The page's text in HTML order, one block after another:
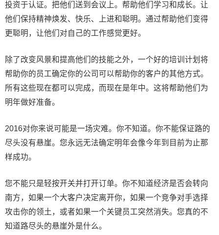
投资于认证。把他们送到会议上。帮助他们学习和成长。让
他们保持精神焕发、快乐、上进和聪明。通过帮助他们变得
更聪明，让他们对自己的工作感觉更好。
除了改变风景和提高他们的技能之外，一个好的培训计划将
帮助你的员工确定你的公司可以帮助你的客户的其他方式。
所有这些现在都可以完成，而现在是年中。这将帮助他们为
明年做好准备。
2016对你来说可能是一场灾难。你不知道。你不能保证路的
尽头没有悬崖。您永远无法确定明年会像今年到目前为止那
样成功。
您不能只是轻按开关并打开订单。你不知道经济是否会转向
南方，如果一个大客户决定离开你，如果一个竞争对手选择
攻击你的领土，或者如果一个关键员工突然消失。您真的不
知道路尽头的悬崖外是什么。